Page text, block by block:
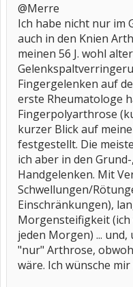
@Merre
Ich habe nicht nur im
auch in den Knien
meinen 56 J. wohl
Fingergelenken auf
erste Rheumatologe
Fingerpolyarthrose
kurzer Blick auf meine
festgestellt. Die
ich aber in den
Handgelenken. Mit
Schwellungen/
Einschränkungen),
Morgensteifigkeit
jeden Morgen) ...
"nur" Arthrose,
wäre. Ich wünsche